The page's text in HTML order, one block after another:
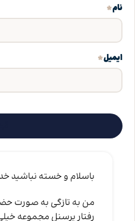
نام*
ایمیل*
باسلام و خسته نباشید
من به تازگی به صورت
رفتار پرسنل مجموعه